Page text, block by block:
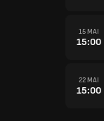
15 MAI
15:00
22 MAI
15:00